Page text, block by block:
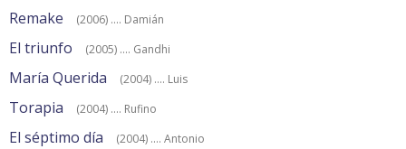
Remake (2006) .... Damián
El triunfo (2005) .... Gandhi
María Querida (2004) .... Luis
Torapia (2004) .... Rufino
El séptimo día (2004) .... Antonio